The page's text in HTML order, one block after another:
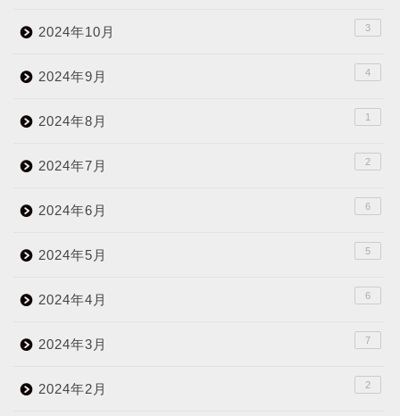
2024年10月 3
2024年9月 4
2024年8月 1
2024年7月 2
2024年6月 6
2024年5月 5
2024年4月 6
2024年3月 7
2024年2月 2